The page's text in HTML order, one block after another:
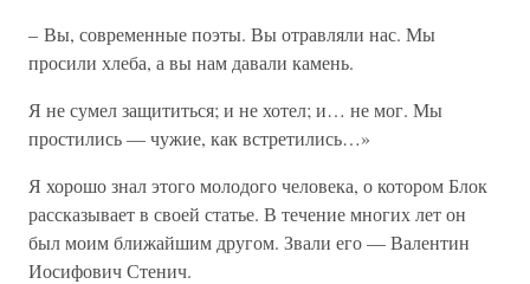
– Вы, современные поэты. Вы отравляли нас. Мы
просили хлеба, а вы нам давали камень.
Я не сумел защититься; и не хотел; и… не мог. Мы
простились — чужие, как встретились…»
Я хорошо знал этого молодого человека, о котором Блок
рассказывает в своей статье. В течение многих лет он
был моим ближайшим другом. Звали его — Валентин
Иосифович Стенич.